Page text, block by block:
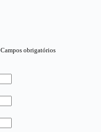
Campos obrigatórios